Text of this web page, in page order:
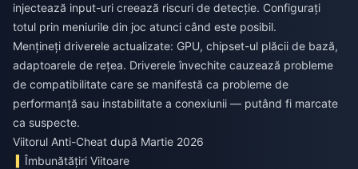
injectează input-uri creează riscuri de detecție. Configurați
totul prin meniurile din joc atunci când este posibil.
Mențineți driverele actualizate: GPU, chipset-ul plăcii de bază,
adaptoarele de rețea. Driverele învechite cauzează probleme
de compatibilitate care se manifestă ca probleme de
performanță sau instabilitate a conexiunii — putând fi marcate
ca suspecte.
Viitorul Anti-Cheat după Martie 2026
Îmbunătățiri Viitoare